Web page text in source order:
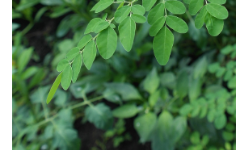
Schriften
Radio&Filmbeiträge
Audioguide SDG
SDG aus Schülersicht
Audioguide Landwirtschaft
Rundgang - Pflanzen und ihre
Chakra Anbausystem